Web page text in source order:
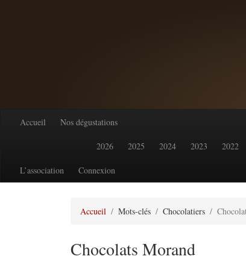
Accueil Nos dégustations
2026 2025 2024 2023 2022
L’association Connexion
Accueil Mots-clés Chocolatiers
Chocolats Morand